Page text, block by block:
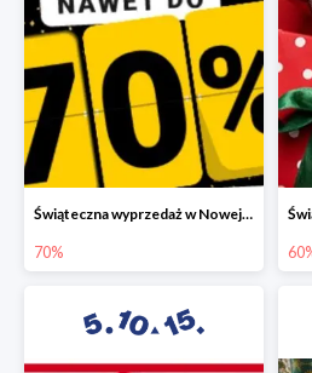
Świąteczna wyprzedaż w Nowej Erze - National Geographic Learning -70%
70%